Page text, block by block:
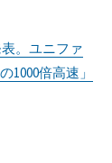
。ユニファ
倍高速」